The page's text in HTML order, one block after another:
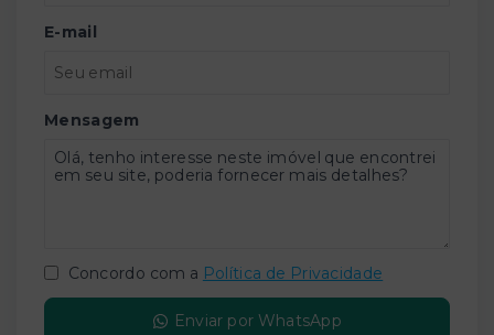
E-mail
Mensagem
Concordo com a Política de Privacidade
Enviar por WhatsApp